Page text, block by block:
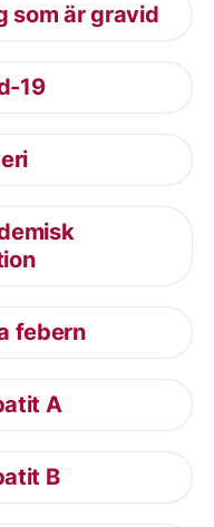
som är gravid
19
febern
A
B